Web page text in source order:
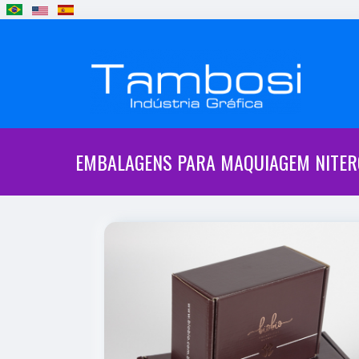
EMBALAGENS PARA MAQUIAGEM